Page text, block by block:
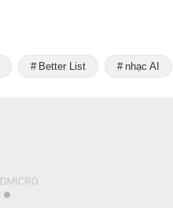
Better List nhạc AI